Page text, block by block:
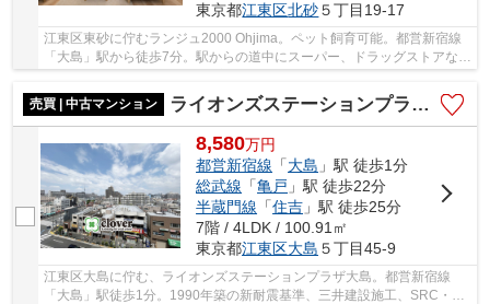
東京都江東区北砂５丁目19-17
江東区東砂に佇むランジュ2000 Ohjima。ペット飼育可能。都営新宿線
「大島」駅から徒歩7分。駅からの道中にスーパー、ドラッグストアなど
売買 | 中古マンション
ライオンズステーションプラザ大島
8,580万円
都営新宿線 「大島 」駅 徒歩1分
総武線 「亀戸 」駅 徒歩22分
半蔵門線 「住吉 」駅 徒歩25分
7階 / 4LDK / 100.91㎡
東京都江東区大島 ５丁目45-9
江東区大島に佇む、ライオンズステーションプラザ大島。都営新宿線
「大島」駅徒歩1分。1990年築の新耐震基準、三井建設施工、SRC・RC